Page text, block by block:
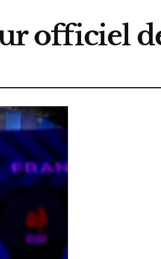
officiel